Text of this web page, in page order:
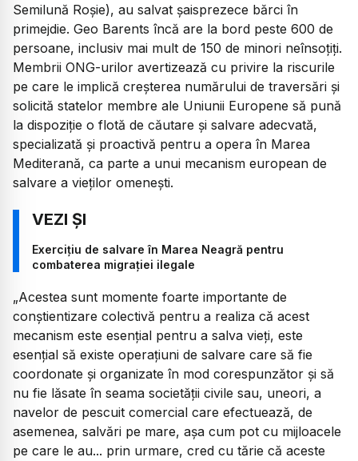
Semilună Roșie), au salvat șaisprezece bărci în
primejdie. Geo Barents încă are la bord peste 600 de
persoane, inclusiv mai mult de 150 de minori neînsoțiți.
Membrii ONG-urilor avertizează cu privire la riscurile
pe care le implică creșterea numărului de traversări și
solicită statelor membre ale Uniunii Europene să pună
la dispoziție o flotă de căutare și salvare adecvată,
specializată și proactivă pentru a opera în Marea
Mediterană, ca parte a unui mecanism european de
salvare a vieților omenești.
Exercițiu de salvare în Marea Neagră pentru
combaterea migrației ilegale
„Acestea sunt momente foarte importante de
conștientizare colectivă pentru a realiza că acest
mecanism este esențial pentru a salva vieți, este
esențial să existe operațiuni de salvare care să fie
coordonate și organizate în mod corespunzător și să
nu fie lăsate în seama societății civile sau, uneori, a
navelor de pescuit comercial care efectuează, de
asemenea, salvări pe mare, așa cum pot cu mijloacele
pe care le au... prin urmare, cred cu tărie că aceste